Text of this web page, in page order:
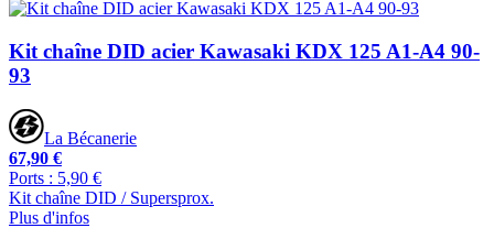
Kit chaîne DID acier Kawasaki KDX 125 A1-A4 90-
93
La Bécanerie
67,90 €
Ports : 5,90 €
Kit chaîne DID / Supersprox.
Plus d'infos